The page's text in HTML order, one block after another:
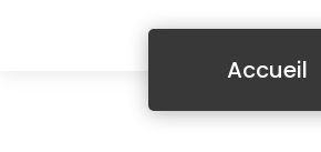
Accueil